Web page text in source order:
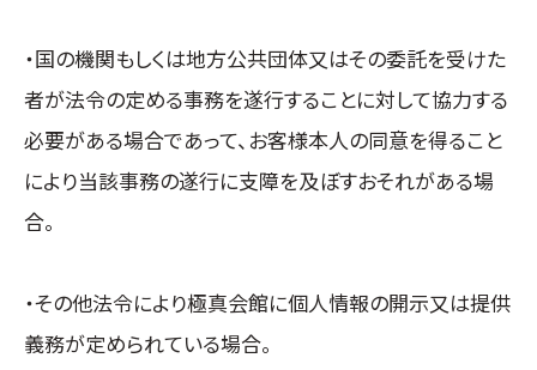
・国の機関もしくは地方公共団体又はその委託を受けた
者が法令の定める事務を遂行することに対して協力する
必要がある場合であって、お客様本人の同意を得ること
により当該事務の遂行に支障を及ぼすおそれがある場
合。
・その他法令により極真会館に個人情報の開示又は提供
義務が定められている場合。